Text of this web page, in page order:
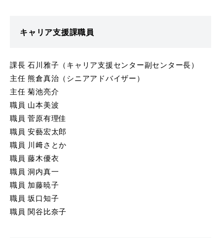
キャリア支援課職員
課長 石川雅子（キャリア支援センター副センター長）
主任 熊倉真治（シニアアドバイザー）
主任 菊池亮介
職員 山本美波
職員 菅原有理佳
職員 安藝宏太郎
職員 川﨑さとか
職員 藤木優衣
職員 洞内真一
職員 加藤暁子
職員 坂口知子
職員 関谷比奈子